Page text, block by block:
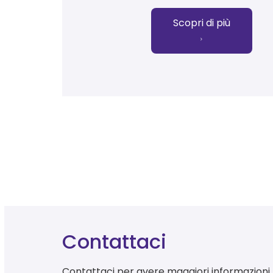
Scopri di più
Contattaci